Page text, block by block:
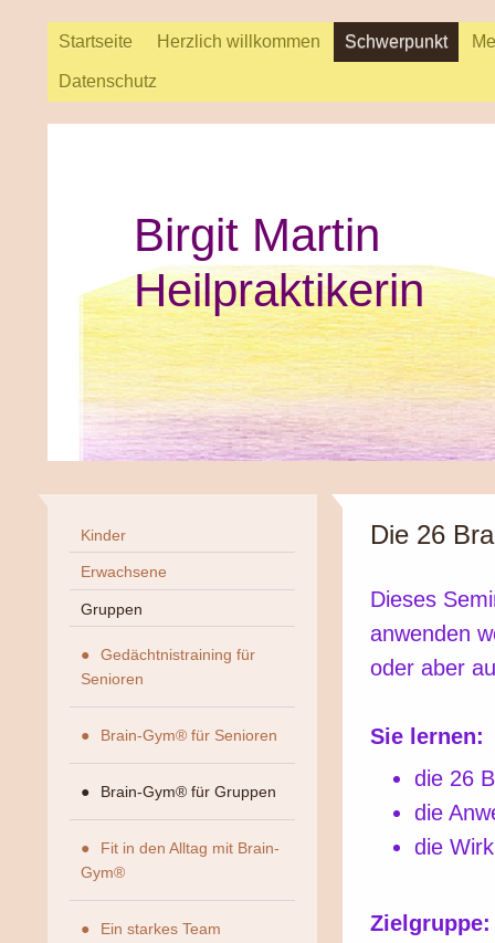
Startseite Herzlich willkommen Schwerpunkt
Datenschutz
Birgit Martin
Heilpraktikerin
Die 26
Dieses
anwenden
oder aber
Sie lernen:
die 26
die
die
Zielgruppe:
Kinder
Erwachsene
Gruppen
Gedächtnistraining für
Senioren
Brain-Gym® für Senioren
Brain-Gym® für Gruppen
Fit in den Alltag mit Brain-
Gym®
Ein starkes Team